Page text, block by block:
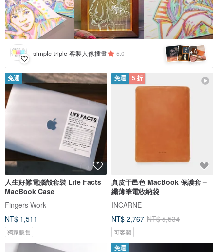
simple triple 客製人像插畫 5.0 +4
免運
人生好難電腦殻套裝 Life Facts
MacBook Case
Fingers Work
NT$ 1,511
獨家販售
免運 5 折
真皮干邑色 MacBook 保護套 –
纖薄筆電收納袋
INCARNE
NT$ 2,767 NT$ 5,534
可客製
免運